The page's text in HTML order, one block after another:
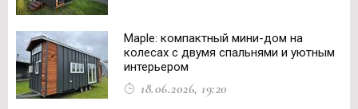
Maple: компактный мини-дом на
колесах с двумя спальнями и уютным
интерьером
18.06.2026, 19:20